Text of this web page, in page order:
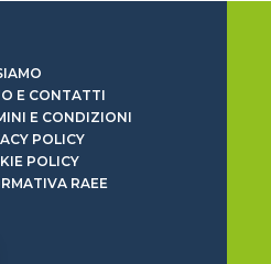
E CONTATTI
E CONDIZIONI
POLICY
POLICY
RAEE